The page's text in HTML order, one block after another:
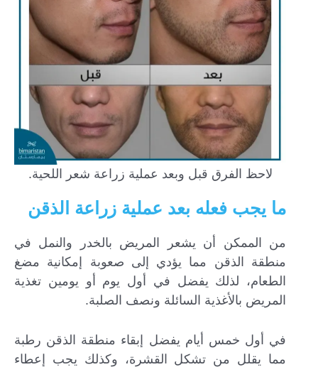
لاحظ الفرق قبل وبعد عملية زراعة شعر اللحية.
ما يجب فعله بعد عملية زراعة الذقن
من الممكن أن يشعر المريض بالخدر والنمل في
منطقة الذقن مما يؤدي إلى صعوبة إمكانية مضغ
الطعام، لذلك يفضل في أول يوم أو يومين تغذية
المريض بالأغذية السائلة ونصف الصلبة.
في أول خمس أيام يفضل إبقاء منطقة الذقن رطبة
مما يقلل من تشكل القشرة، وكذلك يجب إعطاء